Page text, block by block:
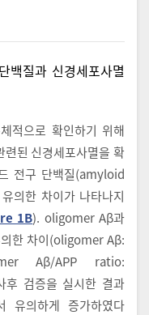
백질과 신경세포사멸
적으로 확인하기 위해
된 신경세포사멸을 확
전구 단백질(amyloid
의한 차이가 나타나지
1B). oligomer Aβ과
한 차이(oligomer Aβ:
Aβ/APP ratio:
후 검증을 실시한 결과
유의하게 증가하였다